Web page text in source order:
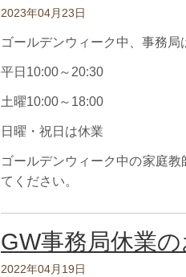
2023年04月23日
ゴールデンウィーク中、事務局
平日10:00～20:30
土曜10:00～18:00
日曜・祝日は休業
ゴールデンウィーク中の家庭
てください。
GW事務局休業
2022年04月19日